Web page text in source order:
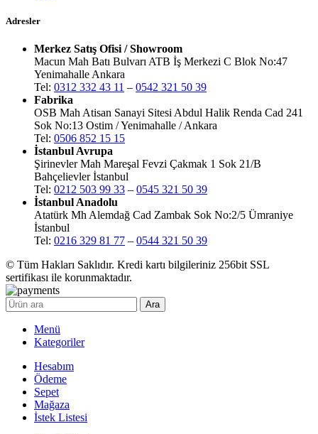
Adresler
Merkez Satış Ofisi / Showroom
Macun Mah Batı Bulvarı ATB İş Merkezi C Blok No:47
Yenimahalle Ankara
Tel: 0312 332 43 11 – 0542 321 50 39
Fabrika
OSB Mah Atisan Sanayi Sitesi Abdul Halik Renda Cad 241
Sok No:13 Ostim / Yenimahalle / Ankara
Tel: 0506 852 15 15
İstanbul Avrupa
Şirinevler Mah Mareşal Fevzi Çakmak 1 Sok 21/B
Bahçelievler İstanbul
Tel: 0212 503 99 33 – 0545 321 50 39
İstanbul Anadolu
Atatürk Mh Alemdağ Cad Zambak Sok No:2/5 Ümraniye
İstanbul
Tel: 0216 329 81 77 – 0544 321 50 39
© Tüm Hakları Saklıdır. Kredi kartı bilgileriniz 256bit SSL
sertifikası ile korunmaktadır.
Ara
Menü
Kategoriler
Hesabım
Ödeme
Sepet
Mağaza
İstek Listesi